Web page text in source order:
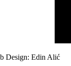
Design: Edin Alić